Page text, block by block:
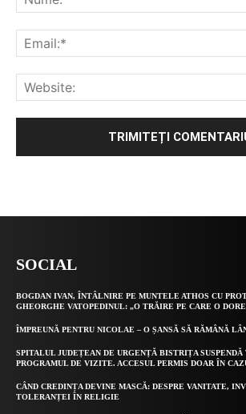
SOCIAL
BOGDAN IVAN, ÎNTÂLNIRE PE MUNTELE ATHOS CU
GHEORGHE VATOPEDINUL: „O TRĂIRE PE CARE O
ÎMPREUNĂ PENTRU NICOLAE – O ȘANSĂ SĂ RĂMÂNĂ
SPITALUL JUDEȚEAN DE URGENȚĂ BISTRIȚA SUSPENDĂ
PROGRAMUL DE VIZITE. ACCESUL PERMIS DOAR ÎN
CÂND CREDINȚA DEVINE MASCĂ: DESPRE VANITATE,
TOLERANȚEI ÎN RELIGIE